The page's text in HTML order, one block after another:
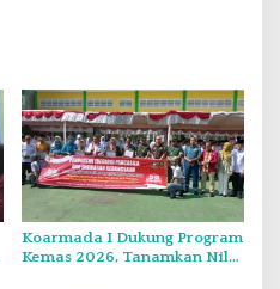
Koarmada I Dukung Program
Kemas 2026, Tanamkan Nilai